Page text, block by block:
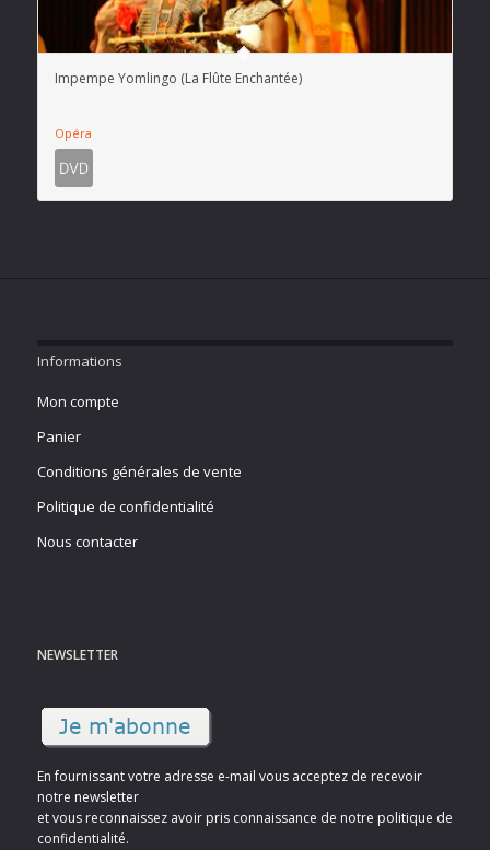
Impempe Yomlingo (La Flûte Enchantée)
Opéra
Informations
Mon compte
Panier
Conditions générales de vente
Politique de confidentialité
Nous contacter
NEWSLETTER
En fournissant votre adresse e-mail vous acceptez de recevoir
notre newsletter
et vous reconnaissez avoir pris connaissance de notre politique de
confidentialité.